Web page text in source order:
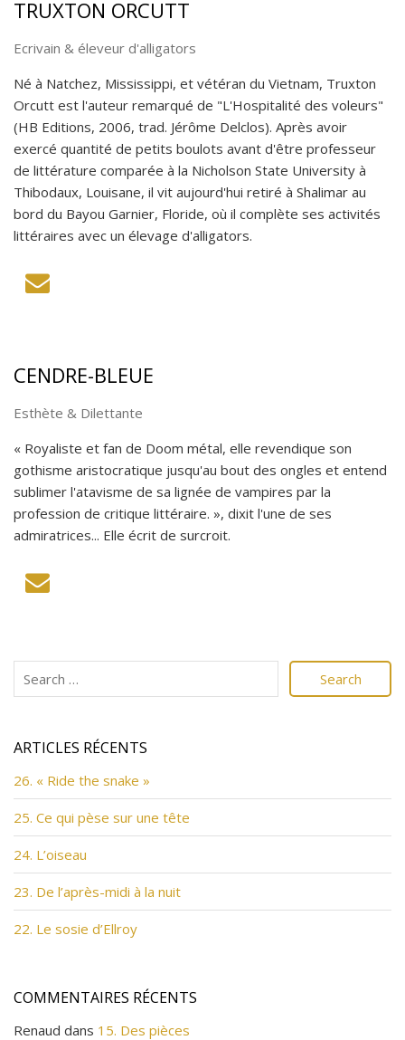
TRUXTON ORCUTT
Ecrivain & éleveur d'alligators
Né à Natchez, Mississippi, et vétéran du Vietnam, Truxton
Orcutt est l'auteur remarqué de "L'Hospitalité des voleurs"
(HB Editions, 2006, trad. Jérôme Delclos). Après avoir
exercé quantité de petits boulots avant d'être professeur
de littérature comparée à la Nicholson State University à
Thibodaux, Louisane, il vit aujourd'hui retiré à Shalimar au
bord du Bayou Garnier, Floride, où il complète ses activités
littéraires avec un élevage d'alligators.
CENDRE-BLEUE
Esthète & Dilettante
« Royaliste et fan de Doom métal, elle revendique son
gothisme aristocratique jusqu'au bout des ongles et entend
sublimer l'atavisme de sa lignée de vampires par la
profession de critique littéraire. », dixit l'une de ses
admiratrices... Elle écrit de surcroit.
ARTICLES RÉCENTS
26. « Ride the snake »
25. Ce qui pèse sur une tête
24. L’oiseau
23. De l’après-midi à la nuit
22. Le sosie d’Ellroy
COMMENTAIRES RÉCENTS
Renaud dans 15. Des pièces